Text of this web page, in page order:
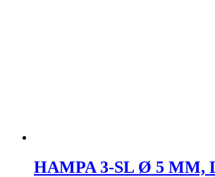
HAMPA 3-SL Ø 5 MM,